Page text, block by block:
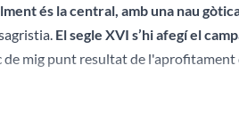
és la central, amb una nau
El segle XVI s’hi afegí el
de mig punt resultat de l'aprofitament